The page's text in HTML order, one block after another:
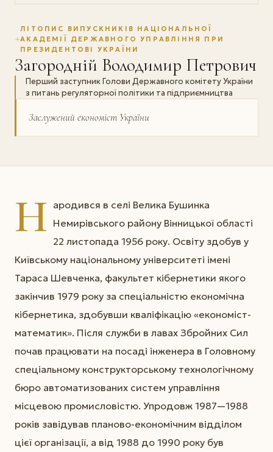
ЛІТОПИС ВИПУСКНИКІВ НАЦІОНАЛЬНОЇ
АКАДЕМІЇ ДЕРЖАВНОГО УПРАВЛІННЯ ПРИ
ПРЕЗИДЕНТОВІ УКРАЇНИ
Загородній Володимир Петрович
Перший заступник Голови Державного комітету України
з питань регуляторної політики та підприємництва
Заслужений економіст України
Н ародився в селі Велика Бушинка
Немирівського району Вінницької області
22 листопада 1956 року. Освіту здобув у
Київському національному університеті імені
Тараса Шевченка, факультет кібернетики якого
закінчив 1979 року за спеціальністю економічна
кібернетика, здобувши кваліфікацію «економіст-
математик». Після служби в лавах Збройних Сил
почав працювати на посаді інженера в Головному
спеціальному конструкторському технологічному
бюро автоматизованих систем управління
місцевою промисловістю. Упродовж 1987—1988
років завідував планово-економічним відділом
цієї організації, а від 1988 до 1990 року був